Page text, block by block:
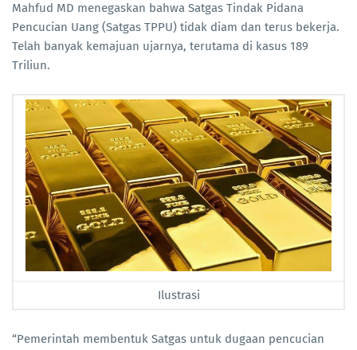
Mahfud MD menegaskan bahwa Satgas Tindak Pidana
Pencucian Uang (Satgas TPPU) tidak diam dan terus bekerja.
Telah banyak kemajuan ujarnya, terutama di kasus 189
Triliun.
Ilustrasi
“Pemerintah membentuk Satgas untuk dugaan pencucian